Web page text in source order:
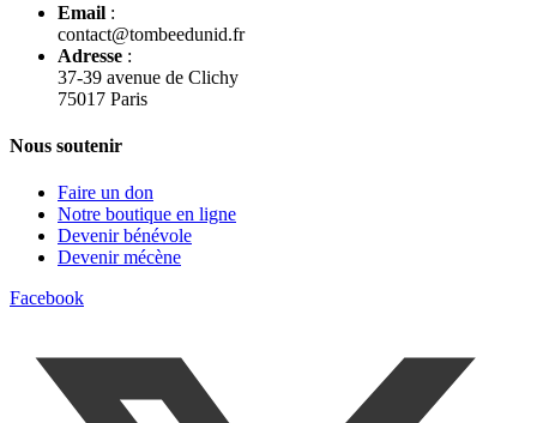
Email :
contact@tombeedunid.fr
Adresse :
37-39 avenue de Clichy
75017 Paris
Nous soutenir
Faire un don
Notre boutique en ligne
Devenir bénévole
Devenir mécène
Facebook